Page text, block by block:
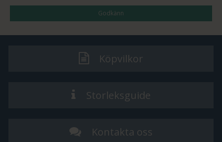
Godkänn
Köpvilkor
Storleksguide
Kontakta oss